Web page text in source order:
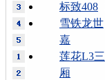
标致408
雪铁龙世
嘉
莲花L3三
厢